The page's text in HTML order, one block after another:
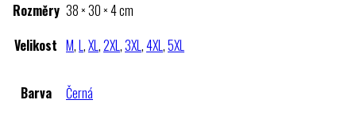
Rozměry 38 × 30 × 4 cm
Velikost M,L,XL,2XL,3XL,4XL,5XL
Barva Černá